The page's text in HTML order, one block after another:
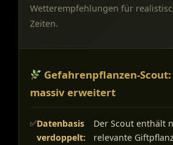
Wetterempfehlungen für
Zeiten.
Gefahrenpflanzen-
massiv erweitert
Datenbasis
verdoppelt:
Der Scout enthält
relevante